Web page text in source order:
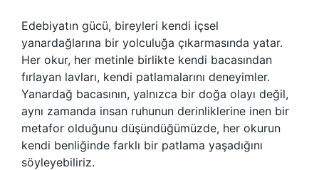
Edebiyatın gücü, bireyleri kendi içsel
yanardağlarına bir yolculuğa çıkarmasında yatar.
Her okur, her metinle birlikte kendi bacasından
fırlayan lavları, kendi patlamalarını deneyimler.
Yanardağ bacasının, yalnızca bir doğa olayı değil,
aynı zamanda insan ruhunun derinliklerine inen bir
metafor olduğunu düşündüğümüzde, her okurun
kendi benliğinde farklı bir patlama yaşadığını
söyleyebiliriz.